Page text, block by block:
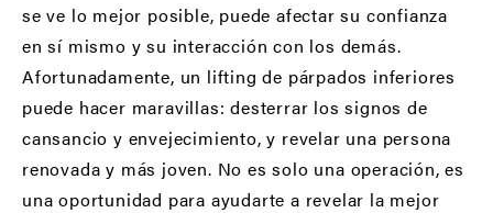
se ve lo mejor posible, puede afectar su confianza
en sí mismo y su interacción con los demás.
Afortunadamente, un lifting de párpados inferiores
puede hacer maravillas: desterrar los signos de
cansancio y envejecimiento, y revelar una persona
renovada y más joven. No es solo una operación, es
una oportunidad para ayudarte a revelar la mejor